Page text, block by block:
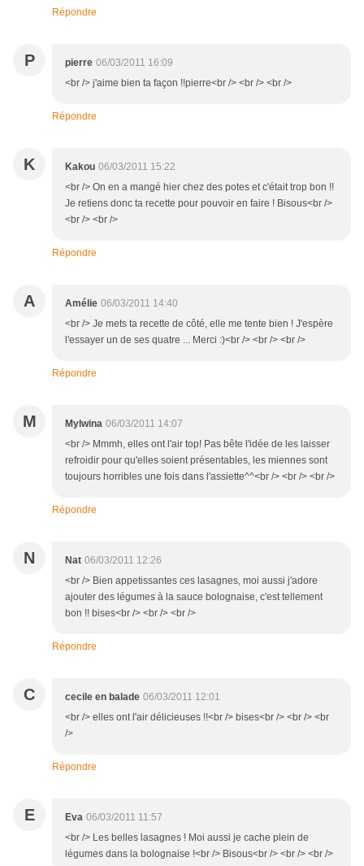
Répondre
P pierre 06/03/2011 16:09
<br /> j'aime bien ta façon !!pierre<br /> <br /> <br />
Répondre
K Kakou 06/03/2011 15:22
<br /> On en a mangé hier chez des potes et c'était trop bon !!
Je retiens donc ta recette pour pouvoir en faire ! Bisous<br />
<br /> <br />
Répondre
A Amélie 06/03/2011 14:40
<br /> Je mets ta recette de côté, elle me tente bien ! J'espère
l'essayer un de ses quatre ... Merci :)<br /> <br /> <br />
Répondre
M Mylwina 06/03/2011 14:07
<br /> Mmmh, elles ont l'air top! Pas bête l'idée de les laisser
refroidir pour qu'elles soient présentables, les miennes sont
toujours horribles une fois dans l'assiette^^<br /> <br /> <br />
Répondre
N Nat 06/03/2011 12:26
<br /> Bien appetissantes ces lasagnes, moi aussi j'adore
ajouter des légumes à la sauce bolognaise, c'est tellement
bon !! bises<br /> <br /> <br />
Répondre
C cecile en balade 06/03/2011 12:01
<br /> elles ont l'air délicieuses !!<br /> bises<br /> <br /> <br
/>
Répondre
E Eva 06/03/2011 11:57
<br /> Les belles lasagnes ! Moi aussi je cache plein de
légumes dans la bolognaise !<br /> Bisous<br /> <br /> <br />